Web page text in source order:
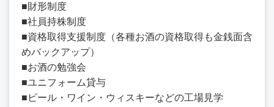
■財形制度
■社員持株制度
■資格取得支援制度（各種お酒の資格取得も金銭面含
めバックアップ）
■お酒の勉強会
■ユニフォーム貸与
■ビール・ワイン・ウィスキーなどの工場見学